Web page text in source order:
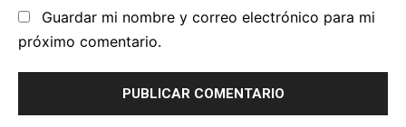
Guardar mi nombre y correo electrónico para mi
próximo comentario.